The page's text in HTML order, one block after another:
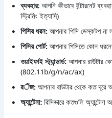
ব্যবহার: আপনি কীভাবে ইন্টারনেট
স্ট্রিমিং ইত্যাদি)
পিসির ধরন: আপনার পিসি ডেস্কটপ না
পিসির পোর্ট: আপনার পিসিতে কোন
ওয়াইফাই স্ট্যান্ডার্ড: আপনার রাউটার
(802.11b/g/n/ac/ax)
রेंজ: আপনার রাউটার থেকে কত দূরে
অ্যান্টেনা: রিসিভারে কতগুলি অ্যান্টেনা